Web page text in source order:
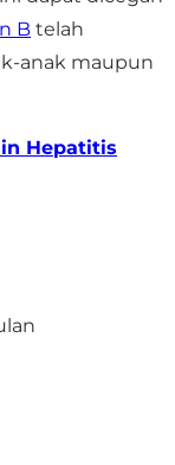
B telah
anak maupun
Hepatitis